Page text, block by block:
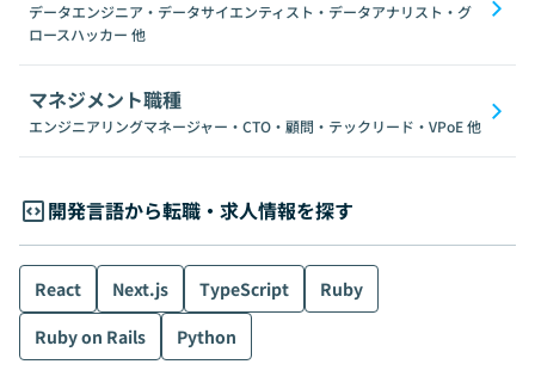
データエンジニア・データサイエンティスト・データアナリスト・グ
ロースハッカー 他
マネジメント職種
エンジニアリングマネージャー・CTO・顧問・テックリード・VPoE他
開発言語から転職・求人情報を探す
React Next.js TypeScript
Ruby
Ruby on Rails
Python